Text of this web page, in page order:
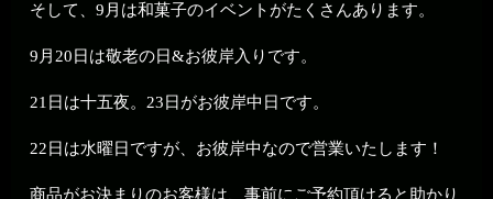
そして、9月は和菓子のイベントがたくさんあります。
9月20日は敬老の日&お彼岸入りです。
21日は十五夜。23日がお彼岸中日です。
22日は水曜日ですが、お彼岸中なので営業いたします！
商品がお決まりのお客様は、事前にご予約頂けると助かり